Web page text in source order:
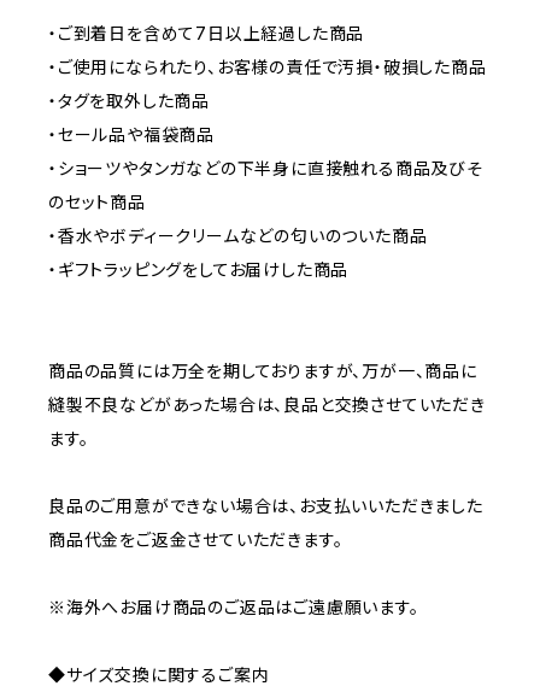
・ご到着日を含めて7日以上経過した商品
・ご使用になられたり、お客様の責任で汚損・破損した商品
・タグを取外した商品
・セール品や福袋商品
・ショーツやタンガなどの下半身に直接触れる商品及びそ
のセット商品
・香水やボディークリームなどの匂いのついた商品
・ギフトラッピングをしてお届けした商品
商品の品質には万全を期しておりますが、万が一、商品に
縫製不良などがあった場合は、良品と交換させていただき
ます。
良品のご用意ができない場合は、お支払いいただきました
商品代金をご返金させていただきます。
※海外へお届け商品のご返品はご遠慮願います。
◆サイズ交換に関するご案内